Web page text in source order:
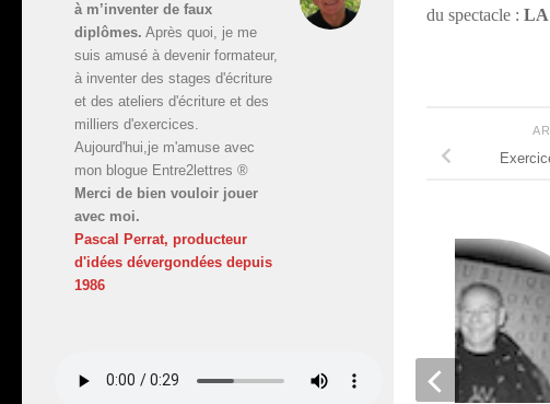
du spectacle : LA
à m’inventer de faux
diplômes. Après quoi, je me
suis amusé à devenir formateur,
à inventer des stages d'écriture
et des ateliers d'écriture et des
milliers d'exercices.
Aujourd'hui,je m'amuse avec
mon blogue Entre2lettres ®
Merci de bien vouloir jouer
avec moi.
Pascal Perrat, producteur
d'idées dévergondées depuis
1986